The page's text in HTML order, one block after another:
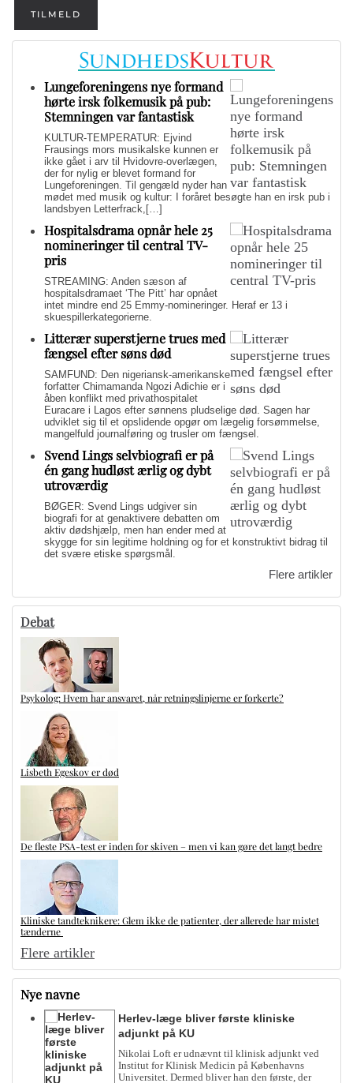
TILMELD
Lungeforeningens nye formand
hørte irsk folkemusik på pub:
Stemningen var fantastisk
KULTUR-TEMPERATUR: Ejvind
Frausings mors musikalske kunnen er
ikke gået i arv til Hvidovre-overlægen,
der for nylig er blevet formand for
Lungeforeningen. Til gengæld nyder han
mødet med musik og kultur: I foråret besøgte han en irsk pub i
landsbyen Letterfrack,[…]
Hospitalsdrama opnår hele 25
nomineringer til central TV-
pris
STREAMING: Anden sæson af
hospitalsdramaet ‘The Pitt’ har opnået
intet mindre end 25 Emmy-nomineringer. Heraf er 13 i
skuespillerkategorierne.
Litterær superstjerne trues med
fængsel efter søns død
SAMFUND: Den nigeriansk-amerikanske
forfatter Chimamanda Ngozi Adichie er i
åben konflikt med privathospitalet
Euracare i Lagos efter sønnens pludselige død. Sagen har
udviklet sig til et opslidende opgør om lægelig forsømmelse,
mangelfuld journalføring og trusler om fængsel.
Svend Lings selvbiografi er på
én gang hudløst ærlig og dybt
utroværdig
BØGER: Svend Lings udgiver sin
biografi for at genaktivere debatten om
aktiv dødshjælp, men han ender med at
skygge for sin legitime holdning og for et konstruktivt bidrag til
det svære etiske spørgsmål.
Flere artikler
Debat
Psykolog: Hvem har ansvaret, når retningslinjerne er forkerte?
Lisbeth Egeskov er død
De fleste PSA-test er inden for skiven – men vi kan gøre det langt bedre
Kliniske tandteknikere: Glem ikke de patienter, der allerede har mistet
tænderne
Flere artikler
Nye navne
Herlev-læge bliver første kliniske
adjunkt på KU
Nikolai Loft er udnævnt til klinisk adjunkt ved
Institut for Klinisk Medicin på Københavns
Universitet. Dermed bliver han den første, der